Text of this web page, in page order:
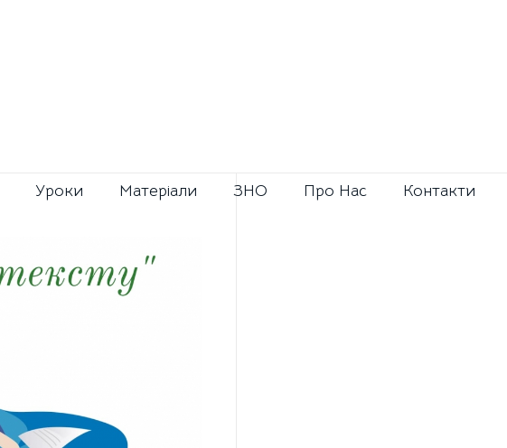
Уроки Матерiали ЗНО Про Нас Контакти